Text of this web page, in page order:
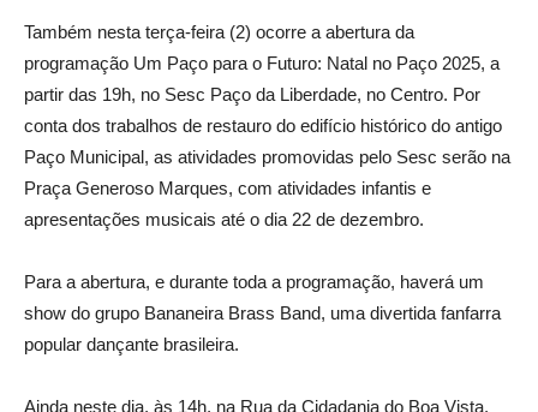
Também nesta terça-feira (2) ocorre a abertura da
programação Um Paço para o Futuro: Natal no Paço 2025, a
partir das 19h, no Sesc Paço da Liberdade, no Centro. Por
conta dos trabalhos de restauro do edifício histórico do antigo
Paço Municipal, as atividades promovidas pelo Sesc serão na
Praça Generoso Marques, com atividades infantis e
apresentações musicais até o dia 22 de dezembro.
Para a abertura, e durante toda a programação, haverá um
show do grupo Bananeira Brass Band, uma divertida fanfarra
popular dançante brasileira.
Ainda neste dia, às 14h, na Rua da Cidadania do Boa Vista,